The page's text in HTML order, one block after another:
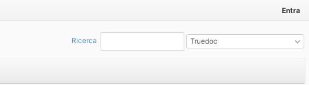
Entra
Ricerca Truedoc